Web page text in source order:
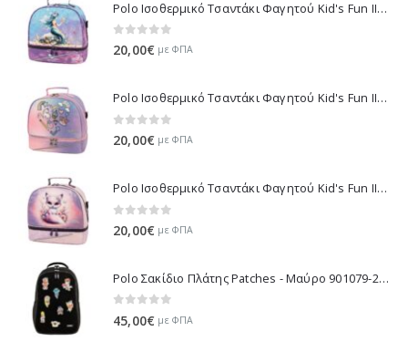
Polo Ισοθερμικό Τσαντάκι Φαγητού Kid's Fun II - Πολύχρωμο 971003-8426 2026
0 out of 5
20,00€ με ΦΠΑ
Polo Ισοθερμικό Τσαντάκι Φαγητού Kid's Fun II - Μωβ 971003-8420 2026
0 out of 5
20,00€ με ΦΠΑ
Polo Ισοθερμικό Τσαντάκι Φαγητού Kid's Fun II - Λιλά 971003-8425 2026
20,00€ με ΦΠΑ
Polo Σακίδιο Πλάτης Patches - Μαύρο 901079-2000 2026
45,00€ με ΦΠΑ